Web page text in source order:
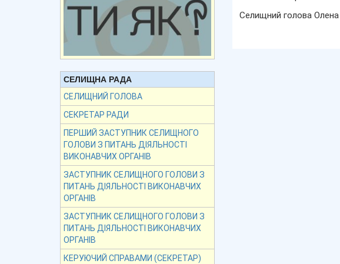
СЕЛИЩНА РАДА
СЕЛИЩНИЙ ГОЛОВА
СЕКРЕТАР РАДИ
ПЕРШИЙ ЗАСТУПНИК СЕЛИЩНОГО
ГОЛОВИ З ПИТАНЬ ДІЯЛЬНОСТІ
ВИКОНАВЧИХ ОРГАНІВ
ЗАСТУПНИК СЕЛИЩНОГО ГОЛОВИ З
ПИТАНЬ ДІЯЛЬНОСТІ ВИКОНАВЧИХ
ОРГАНІВ
ЗАСТУПНИК СЕЛИЩНОГО ГОЛОВИ З
ПИТАНЬ ДІЯЛЬНОСТІ ВИКОНАВЧИХ
ОРГАНІВ
КЕРУЮЧИЙ СПРАВАМИ (СЕКРЕТАР)
Селищний голова